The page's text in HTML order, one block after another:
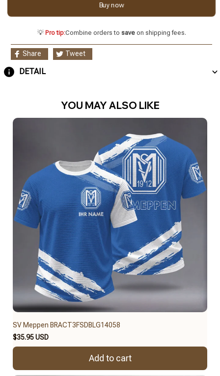
Buy now
💡 Pro tip:Combine orders to saveon shipping fees.
Share Tweet
DETAIL
YOU MAY ALSO LIKE
SV Meppen BRACT3FSDBLG14058
$35.95 USD
Add to cart